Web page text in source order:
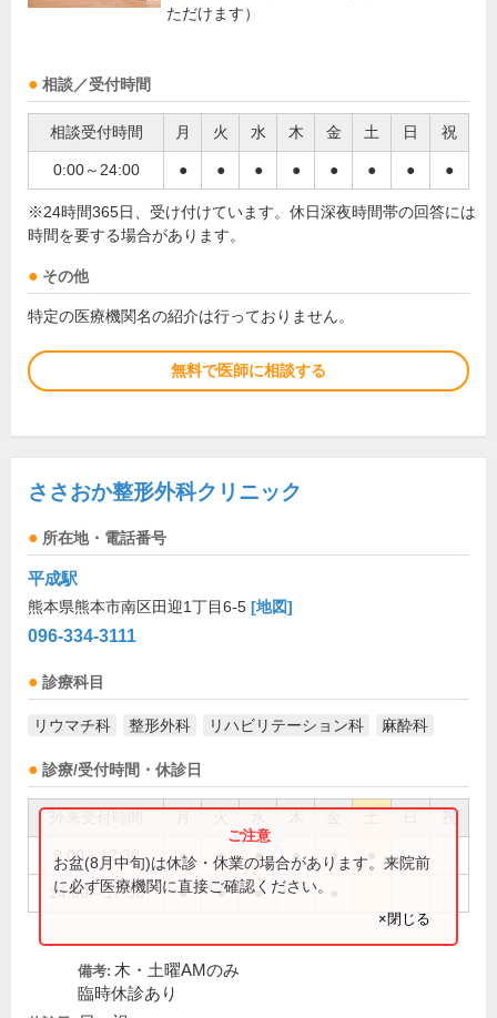
ただけます）
相談／受付時間
相談受付時間 月 火 水 木 金 土 日 祝
0:00～24:00 ● ● ● ● ● ● ● ●
※24時間365日、受け付けています。休日深夜時間帯の回答には
時間を要する場合があります。
その他
特定の医療機関名の紹介は行っておりません。
無料で医師に相談する
ささおか整形外科クリニック
所在地・電話番号
平成駅
熊本県熊本市南区田迎1丁目6-5 [地図]
096-334-3111
診療科目
リウマチ科 整形外科 リハビリテーション科 麻酔科
診療/受付時間・休診日
祝
9:00～12:30 ● ● ● ● ●
14:00～17:30 ● ● ●
お盆(8月中旬)は休診・休業の場合があります。来院前
に必ず医療機関に直接ご確認ください。
×閉じる
備考: 木・土曜AMのみ
臨時休診あり